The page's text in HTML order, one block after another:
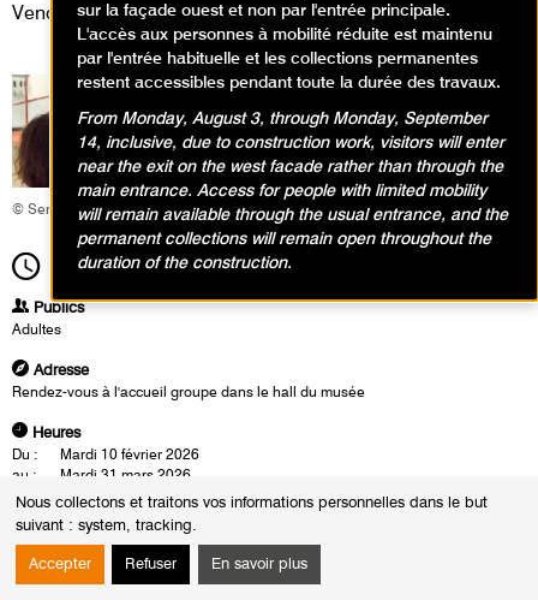
Nous collectons et traitons vos informations personnelles dans le but
suivant : system, tracking.
Accepter Refuser En savoir plus
Vendredi 27 mars 2026
© Service éducatif et culturel
12h30Durée1h30
Publics
Adultes
Adresse
Rendez-vous à l'accueil groupe dans le hall du musée
Heures
Du :
Mardi 10 février 2026
au :
Mardi 31 mars 2026
Les :
mardis de 14h30 à 16h00
vendredis de 12h30 à 14h00
Mardi 17 mars 2026 de 14h30 à 16h00
Les visites-conférences se déroulent en présence d'un conférencier du
sur la façade ouest et non par l'entrée principale.
L'accès aux personnes à mobilité réduite est maintenu
par l'entrée habituelle et les collections permanentes
restent accessibles pendant toute la durée des travaux.
From Monday, August 3, through Monday, September
14, inclusive, due to construction work, visitors will enter
near the exit on the west facade rather than through the
main entrance. Access for people with limited mobility
will remain available through the usual entrance, and the
permanent collections will remain open throughout the
duration of the construction.